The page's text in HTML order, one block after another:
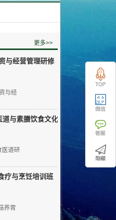
更多>>
与经营管理研修
与经
与素膳饮食文化
医道研
疗与烹饪培训班
养胃